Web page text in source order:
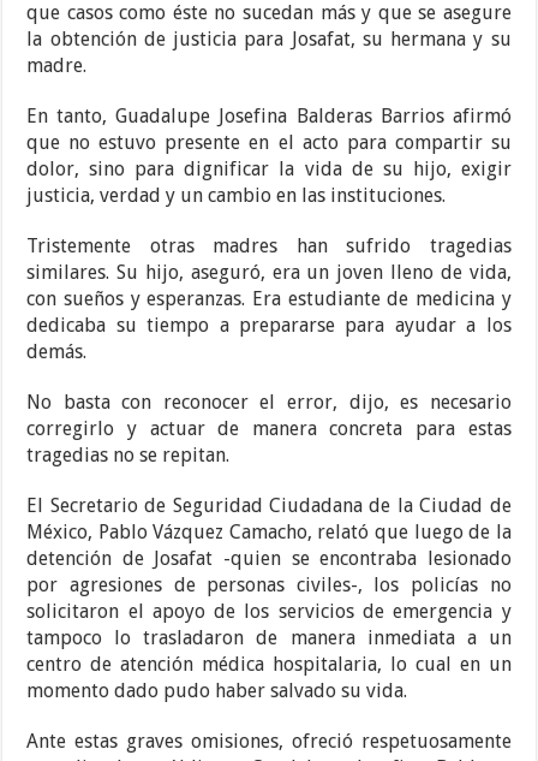
que casos como éste no sucedan más y que se asegure
la obtención de justicia para Josafat, su hermana y su
madre.
En tanto, Guadalupe Josefina Balderas Barrios afirmó
que no estuvo presente en el acto para compartir su
dolor, sino para dignificar la vida de su hijo, exigir
justicia, verdad y un cambio en las instituciones.
Tristemente otras madres han sufrido tragedias
similares. Su hijo, aseguró, era un joven lleno de vida,
con sueños y esperanzas. Era estudiante de medicina y
dedicaba su tiempo a prepararse para ayudar a los
demás.
No basta con reconocer el error, dijo, es necesario
corregirlo y actuar de manera concreta para estas
tragedias no se repitan.
El Secretario de Seguridad Ciudadana de la Ciudad de
México, Pablo Vázquez Camacho, relató que luego de la
detención de Josafat -quien se encontraba lesionado
por agresiones de personas civiles-, los policías no
solicitaron el apoyo de los servicios de emergencia y
tampoco lo trasladaron de manera inmediata a un
centro de atención médica hospitalaria, lo cual en un
momento dado pudo haber salvado su vida.
Ante estas graves omisiones, ofreció respetuosamente